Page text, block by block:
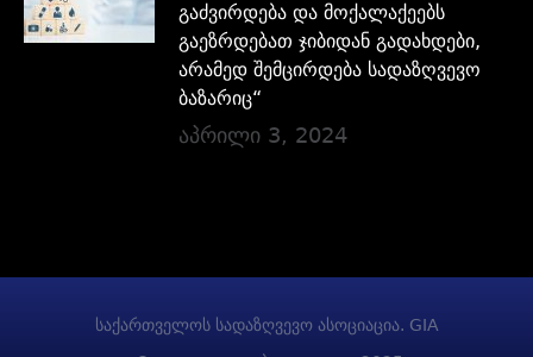
გაძვირდება და მოქალაქეებს
გაეზრდებათ ჯიბიდან გადახდები,
არამედ შემცირდება სადაზღვევო
ბაზარიც“
აპრილი 3, 2024
საქართველოს სადაზღვევო ასოციაცია. GIA